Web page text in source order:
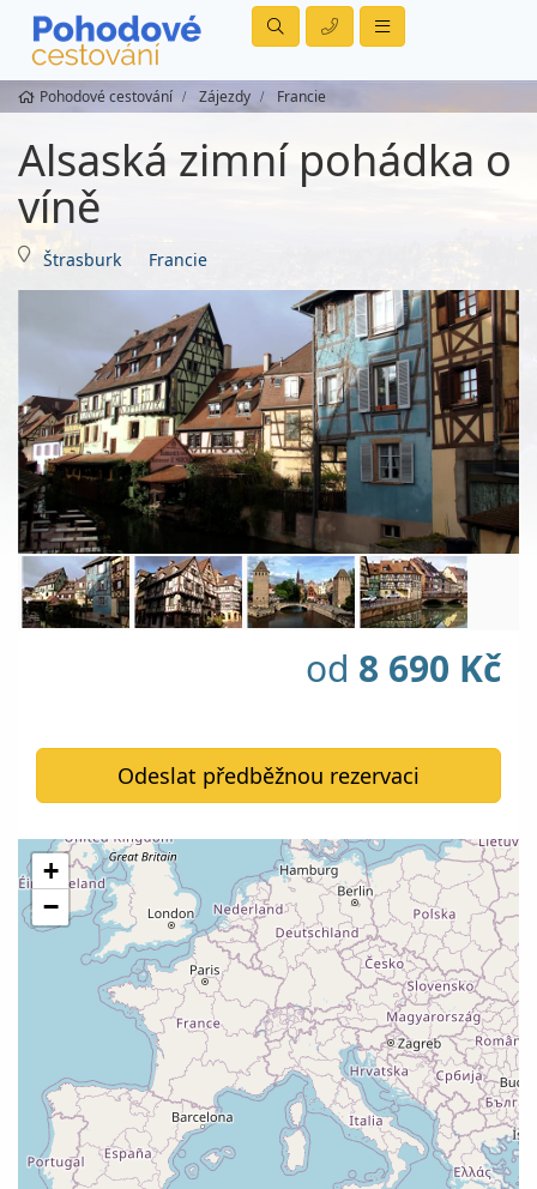
Pohodové cestování Zájezdy Francie
Alsaská zimní pohádka o
víně
Štrasburk Francie
od 8 690 Kč
Odeslat předběžnou rezervaci
+
−